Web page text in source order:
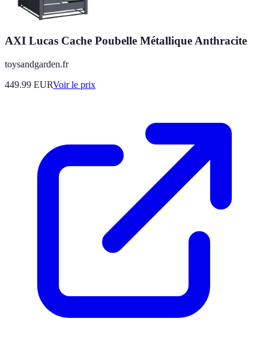
AXI Lucas Cache Poubelle Métallique Anthracite
toysandgarden.fr
449.99 EURVoir le prix